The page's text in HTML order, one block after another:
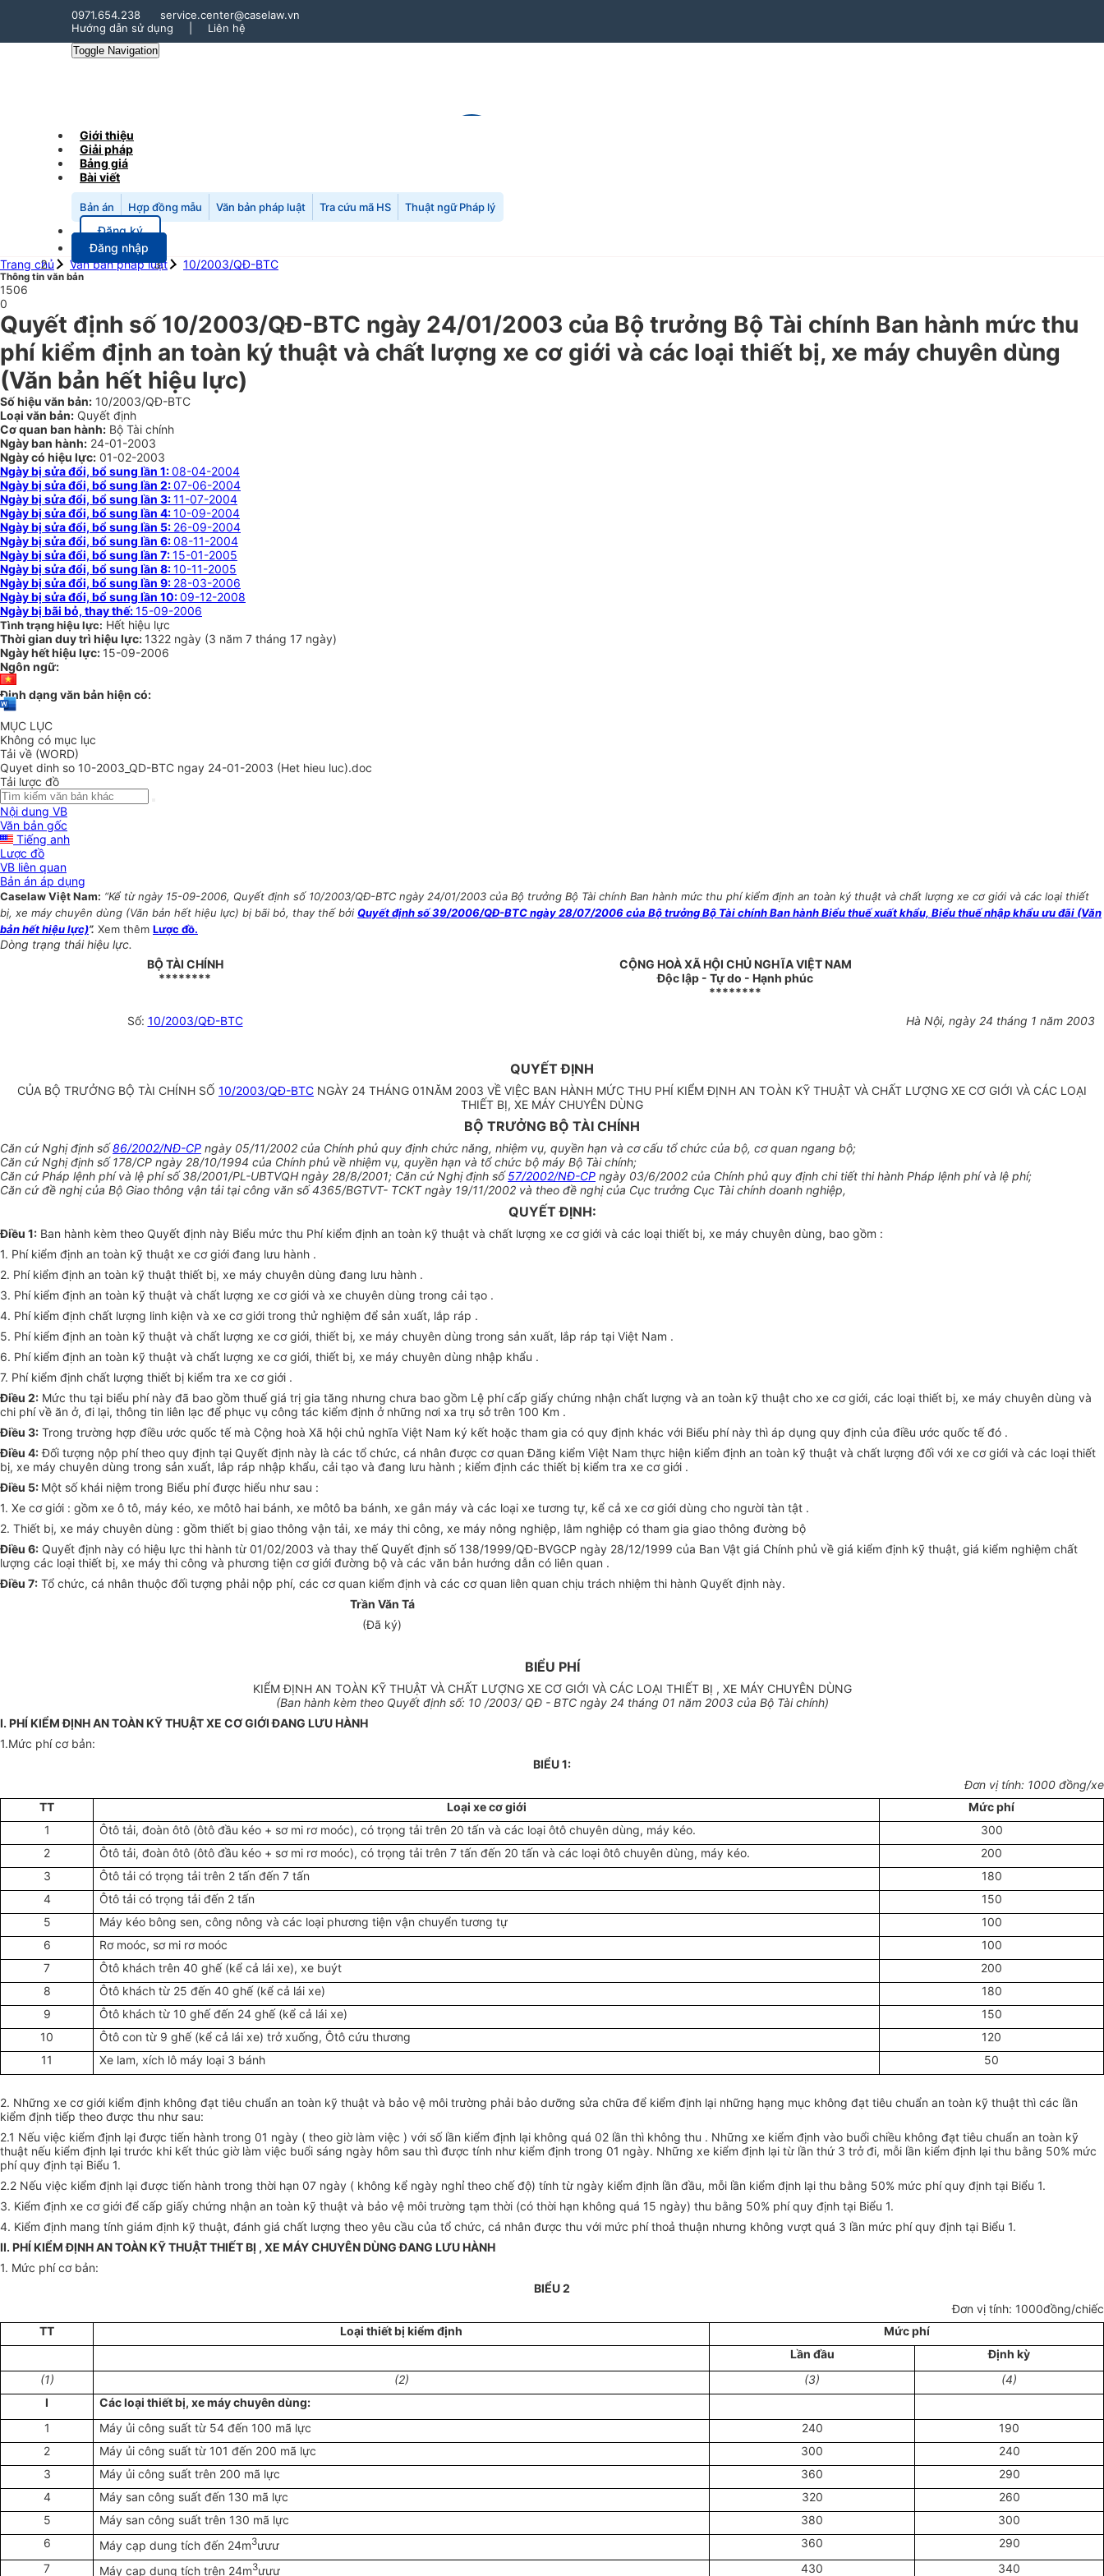
0971.654.238
service.center@caselaw.vn
Hướng dẫn sử dụng
Liên hệ
Toggle Navigation
Giới thiệu
Giải pháp
Bảng giá
Bài viết
Bản án Hợp đồng mẫu Văn bản pháp luật Tra cứu mã HS Thuật ngữ Pháp lý
Đăng ký
Đăng nhập
Trang chủ
Văn bản pháp luật 10/2003/QĐ-BTC
Thông tin văn bản
1506
0
Quyết định số 10/2003/QĐ-BTC ngày 24/01/2003 của Bộ trưởng Bộ Tài chính Ban hành mức thu
phí kiểm định an toàn ký thuật và chất lượng xe cơ giới và các loại thiết bị, xe máy chuyên dùng
(Văn bản hết hiệu lực)
Số hiệu văn bản: 10/2003/QĐ-BTC
Loại văn bản: Quyết định
Cơ quan ban hành: Bộ Tài chính
Ngày ban hành: 24-01-2003
Ngày có hiệu lực: 01-02-2003
Ngày bị sửa đổi, bổ sung lần 1:08-04-2004
Ngày bị sửa đổi, bổ sung lần 2:07-06-2004
Ngày bị sửa đổi, bổ sung lần 3:11-07-2004
Ngày bị sửa đổi, bổ sung lần 4:10-09-2004
Ngày bị sửa đổi, bổ sung lần 5: 26-09-2004
Ngày bị sửa đổi, bổ sung lần 6:08-11-2004
Ngày bị sửa đổi, bổ sung lần 7:15-01-2005
Ngày bị sửa đổi, bổ sung lần 8:10-11-2005
Ngày bị sửa đổi, bổ sung lần 9: 28-03-2006
Ngày bị sửa đổi, bổ sung lần 10:09-12-2008
Ngày bị bãi bỏ, thay thế:15-09-2006
Tình trạng hiệu lực: Hết hiệu lực
Thời gian duy trì hiệu lực: 1322 ngày (3 năm 7 tháng 17 ngày)
Ngày hết hiệu lực: 15-09-2006
Ngôn ngữ:
Định dạng văn bản hiện có:
MỤC LỤC
Không có mục lục
Tải về (WORD)
Quyet dinh so 10-2003_QD-BTC ngay 24-01-2003 (Het hieu luc).doc
Tải lược đồ
Nội dung VB
Văn bản gốc
Tiếng anh
Lược đồ
VB liên quan
Bản án áp dụng
Caselaw Việt Nam: “Kể từ ngày 15-09-2006, Quyết định số 10/2003/QĐ-BTC ngày 24/01/2003 của Bộ trưởng Bộ Tài chính Ban hành mức thu phí kiểm định an toàn ký thuật và chất lượng xe cơ giới và các loại thiết
bị, xe máy chuyên dùng (Văn bản hết hiệu lực) bị bãi bỏ, thay thế bởi Quyết định số 39/2006/QĐ-BTC ngày 28/07/2006 của Bộ trưởng Bộ Tài chính Ban hành Biểu thuế xuất khẩu, Biểu thuế nhập khẩu ưu đãi (Văn
bản hết hiệu lực)”. Xem thêm Lược đồ.
Dòng trạng thái hiệu lực.
BỘ TÀI CHÍNH
********
CỘNG HOÀ XÃ HỘI CHỦ NGHĨA VIỆT NAM
Độc lập - Tự do - Hạnh phúc
********
Số: 10/2003/QĐ-BTC Hà Nội, ngày 24 tháng 1 năm 2003
QUYẾT ĐỊNH
CỦA BỘ TRƯỞNG BỘ TÀI CHÍNH SỐ 10/2003/QĐ-BTC NGÀY 24 THÁNG 01NĂM 2003 VỀ VIỆC BAN HÀNH MỨC THU PHÍ KIỂM ĐỊNH AN TOÀN KỸ THUẬT VÀ CHẤT LƯỢNG XE CƠ GIỚI VÀ CÁC LOẠI
THIẾT BỊ, XE MÁY CHUYÊN DÙNG
BỘ TRƯỞNG BỘ TÀI CHÍNH
Căn cứ Nghị định số86/2002/NĐ-CP ngày 05/11/2002 của Chính phủ quy định chức năng, nhiệm vụ, quyền hạn và cơ cấu tổ chức của bộ, cơ quan ngang bộ;
Căn cứ Nghị định số 178/CP ngày 28/10/1994 của Chính phủ về nhiệm vụ, quyền hạn và tổ chức bộ máy Bộ Tài chính;
Căn cứ Pháp lệnh phí và lệ phí số 38/2001/PL-UBTVQH ngày 28/8/2001; Căn cứ Nghị định số57/2002/NĐ-CP ngày 03/6/2002 của Chính phủ quy định chi tiết thi hành Pháp lệnh phí và lệ phí;
Căn cứ đề nghị của Bộ Giao thông vận tải tại công văn số 4365/BGTVT- TCKT ngày 19/11/2002 và theo đề nghị của Cục trưởng Cục Tài chính doanh nghiệp,
QUYẾT ĐỊNH:
Điều 1: Ban hành kèm theo Quyết định này Biểu mức thu Phí kiểm định an toàn kỹ thuật và chất lượng xe cơ giới và các loại thiết bị, xe máy chuyên dùng, bao gồm :
1. Phí kiểm định an toàn kỹ thuật xe cơ giới đang lưu hành .
2. Phí kiểm định an toàn kỹ thuật thiết bị, xe máy chuyên dùng đang lưu hành .
3. Phí kiểm định an toàn kỹ thuật và chất lượng xe cơ giới và xe chuyên dùng trong cải tạo .
4. Phí kiểm định chất lượng linh kiện và xe cơ giới trong thử nghiệm để sản xuất, lắp ráp .
5. Phí kiểm định an toàn kỹ thuật và chất lượng xe cơ giới, thiết bị, xe máy chuyên dùng trong sản xuất, lắp ráp tại Việt Nam .
6. Phí kiểm định an toàn kỹ thuật và chất lượng xe cơ giới, thiết bị, xe máy chuyên dùng nhập khẩu .
7. Phí kiểm định chất lượng thiết bị kiểm tra xe cơ giới .
Điều 2: Mức thu tại biểu phí này đã bao gồm thuế giá trị gia tăng nhưng chưa bao gồm Lệ phí cấp giấy chứng nhận chất lượng và an toàn kỹ thuật cho xe cơ giới, các loại thiết bị, xe máy chuyên dùng và
chi phí về ăn ở, đi lại, thông tin liên lạc để phục vụ công tác kiểm định ở những nơi xa trụ sở trên 100 Km .
Điều 3: Trong trường hợp điều ước quốc tế mà Cộng hoà Xã hội chủ nghĩa Việt Nam ký kết hoặc tham gia có quy định khác với Biểu phí này thì áp dụng quy định của điều ước quốc tế đó .
Điều 4:Đối tượng nộp phí theo quy định tại Quyết định này là các tổ chức, cá nhân được cơ quan Đăng kiểm Việt Nam thực hiện kiểm định an toàn kỹ thuật và chất lượng đối với xe cơ giới và các loại thiết
bị, xe máy chuyên dùng trong sản xuất, lắp ráp nhập khẩu, cải tạo và đang lưu hành ; kiểm định các thiết bị kiểm tra xe cơ giới .
Điều 5: Một số khái niệm trong Biểu phí được hiểu như sau :
1. Xe cơ giới : gồm xe ô tô, máy kéo, xe môtô hai bánh, xe môtô ba bánh, xe gắn máy và các loại xe tương tự, kể cả xe cơ giới dùng cho người tàn tật .
2. Thiết bị, xe máy chuyên dùng : gồm thiết bị giao thông vận tải, xe máy thi công, xe máy nông nghiệp, lâm nghiệp có tham gia giao thông đường bộ
Điều 6: Quyết định này có hiệu lực thi hành từ 01/02/2003 và thay thế Quyết định số 138/1999/QĐ-BVGCP ngày 28/12/1999 của Ban Vật giá Chính phủ về giá kiểm định kỹ thuật, giá kiểm nghiệm chất
lượng các loại thiết bị, xe máy thi công và phương tiện cơ giới đường bộ và các văn bản hướng dẫn có liên quan .
Điều 7: Tổ chức, cá nhân thuộc đối tượng phải nộp phí, các cơ quan kiểm định và các cơ quan liên quan chịu trách nhiệm thi hành Quyết định này.
Trần Văn Tá
(Đã ký)
BIỂU PHÍ
KIỂM ĐỊNH AN TOÀN KỸ THUẬT VÀ CHẤT LƯỢNG XE CƠ GIỚI VÀ CÁC LOẠI THIẾT BỊ , XE MÁY CHUYÊN DÙNG
(Ban hành kèm theo Quyết định số: 10 /2003/ QĐ - BTC ngày 24 tháng 01 năm 2003 của Bộ Tài chính)
I. PHÍ KIỂM ĐỊNH AN TOÀN KỸ THUẬT XE CƠ GIỚI ĐANG LƯU HÀNH
1.Mức phí cơ bản:
BIỂU 1:
Đơn vị tính: 1000 đồng/xe
TT
Loại xe cơ giới
Mức phí
1
Ôtô tải, đoàn ôtô (ôtô đầu kéo + sơ mi rơ moóc), có trọng tải trên 20 tấn và các loại ôtô chuyên dùng, máy kéo.
300
2
Ôtô tải, đoàn ôtô (ôtô đầu kéo + sơ mi rơ moóc), có trọng tải trên 7 tấn đến 20 tấn và các loại ôtô chuyên dùng, máy kéo.
200
3
Ôtô tải có trọng tải trên 2 tấn đến 7 tấn
180
4
Ôtô tải có trọng tải đến 2 tấn
150
5
Máy kéo bông sen, công nông và các loại phương tiện vận chuyển tương tự
100
6
Rơ moóc, sơ mi rơ moóc
100
7
Ôtô khách trên 40 ghế (kể cả lái xe), xe buýt
200
8
Ôtô khách từ 25 đến 40 ghế (kể cả lái xe)
180
9
Ôtô khách từ 10 ghế đến 24 ghế (kể cả lái xe)
150
10
Ôtô con từ 9 ghế (kể cả lái xe) trở xuống, Ôtô cứu thương
120
11
Xe lam, xích lô máy loại 3 bánh 50
2. Những xe cơ giới kiểm định không đạt tiêu chuẩn an toàn kỹ thuật và bảo vệ môi trường phải bảo dưỡng sửa chữa để kiểm định lại những hạng mục không đạt tiêu chuẩn an toàn kỹ thuật thì các lần
kiểm định tiếp theo được thu như sau:
2.1 Nếu việc kiểm định lại được tiến hành trong 01 ngày ( theo giờ làm việc ) với số lần kiểm định lại không quá 02 lần thì không thu . Những xe kiểm định vào buổi chiều không đạt tiêu chuẩn an toàn kỹ
thuật nếu kiểm định lại trước khi kết thúc giờ làm việc buổi sáng ngày hôm sau thì được tính như kiểm định trong 01 ngày. Những xe kiểm định lại từ lần thứ 3 trở đi, mỗi lần kiểm định lại thu bằng 50% mức
phí quy định tại Biểu 1.
2.2 Nếu việc kiểm định lại được tiến hành trong thời hạn 07 ngày ( không kể ngày nghỉ theo chế độ) tính từ ngày kiểm định lần đầu, mỗi lần kiểm định lại thu bằng 50% mức phí quy định tại Biểu 1.
3. Kiểm định xe cơ giới để cấp giấy chứng nhận an toàn kỹ thuật và bảo vệ môi trường tạm thời (có thời hạn không quá 15 ngày) thu bằng 50% phí quy định tại Biểu 1.
4. Kiểm định mang tính giám định kỹ thuật, đánh giá chất lượng theo yêu cầu của tổ chức, cá nhân được thu với mức phí thoả thuận nhưng không vượt quá 3 lần mức phí quy định tại Biểu 1.
II. PHÍ KIỂM ĐỊNH AN TOÀN KỸ THUẬT THIẾT BỊ , XE MÁY CHUYÊN DÙNG ĐANG LƯU HÀNH
1. Mức phí cơ bản:
BIỂU 2
Đơn vị tính: 1000đồng/chiếc
TT
Loại thiết bị kiểm định
Mức phí
Lần đầu
Định kỳ
(1)
(2) (3)
(4)
I
Các loại thiết bị, xe máy chuyên dùng:
1
Máy ủi công suất từ 54 đến 100 mã lực 240
190
2
Máy ủi công suất từ 101 đến 200 mã lực 300
240
3
Máy ủi công suất trên 200 mã lực 360
290
4
Máy san công suất đến 130 mã lực 320
260
5
Máy san công suất trên 130 mã lực 380
300
6
Máy cạp dung tích đến 24m3ưưư 360
290
7
Máy cạp dung tích trên 24m3ưưư 430
340